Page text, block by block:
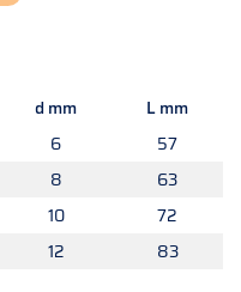
d mm
L mm
6
57
8
63
10
72
12 83